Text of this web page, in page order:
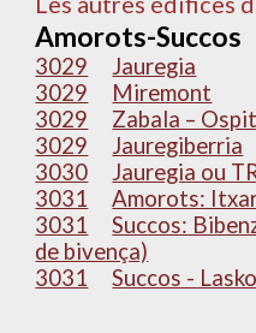
Amorots-Succos
3029
Jauregia
3029
Miremont
3029
Zabala –
3029
Jauregiberria
3030
Jauregia ou
3031
Amorots:
3031
Succos:
de bivença)
3031
Succos -